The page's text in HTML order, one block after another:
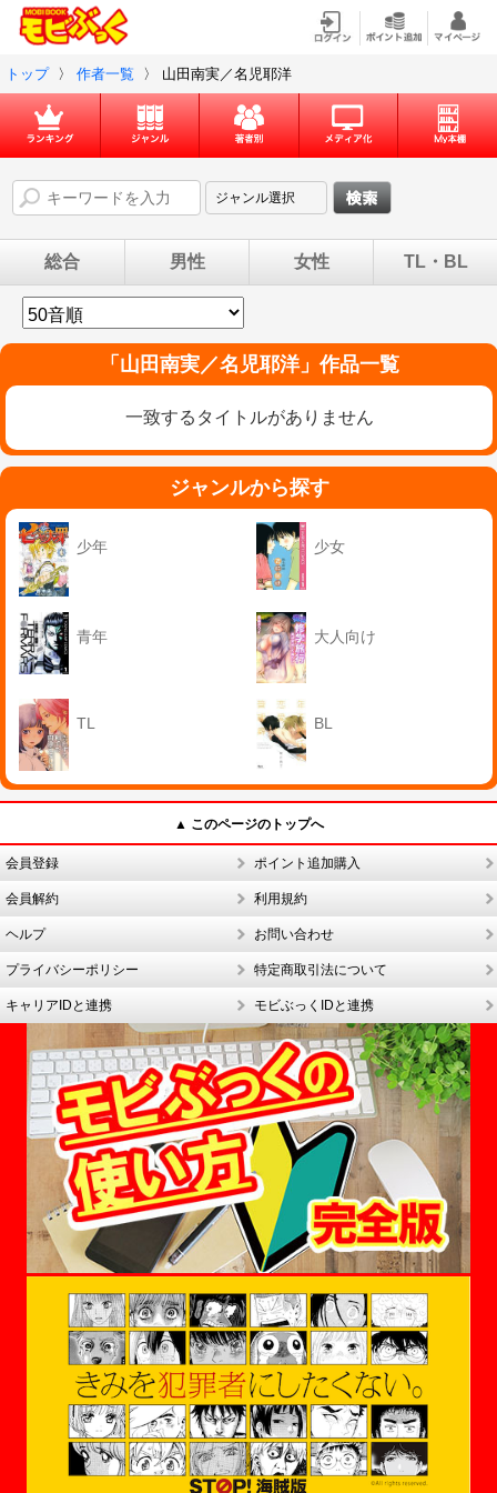
トップ 〉 作者一覧 〉 山田南実／名児耶洋
総合 男性 女性 TL・BL
「 山田南実／名児耶洋」作品一覧
一致するタイトルがありません
ジャンルから探す
少年 少女
青年 大人向け
TL BL
▲ このページのトップへ
会員登録 ポイント追加購入
会員解約 利用規約
ヘルプ お問い合わせ
プライバシーポリシー 特定商取引法について
キャリアIDと連携 モビぶっくIDと連携